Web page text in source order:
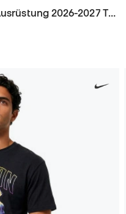
FC Barcelona Shooter Erste Ausrüstung 2026-2027 Trikot